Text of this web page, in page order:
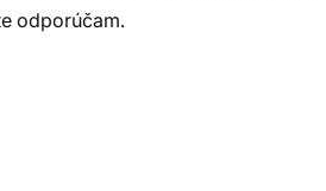
odporúčam.